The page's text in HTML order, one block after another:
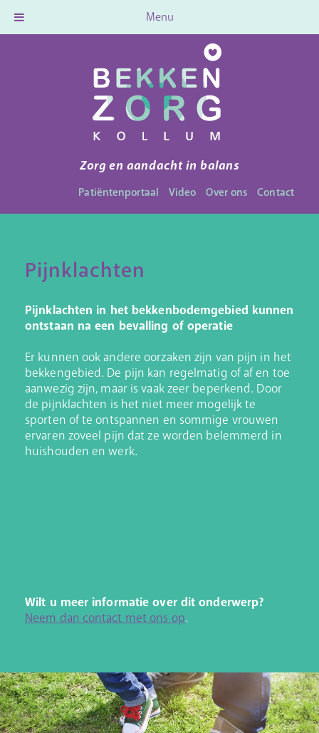
Zorg en aandacht in balans
Patiëntenportaal Video Over ons Contact
Pijnklachten
Pijnklachten in het bekkenbodemgebied kunnen
ontstaan na een bevalling of operatie
Er kunnen ook andere oorzaken zijn van pijn in het
bekkengebied. De pijn kan regelmatig of af en toe
aanwezig zijn, maar is vaak zeer beperkend. Door
de pijnklachten is het niet meer mogelijk te
sporten of te ontspannen en sommige vrouwen
ervaren zoveel pijn dat ze worden belemmerd in
huishouden en werk.
Wilt u meer informatie over dit onderwerp?
Neem dan contact met ons op.
Menu